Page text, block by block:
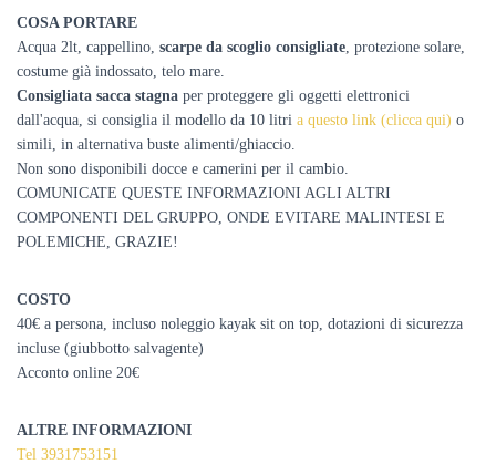
COSA PORTARE
Acqua 2lt, cappellino, scarpe da scoglio consigliate, protezione solare,
costume già indossato, telo mare.
Consigliata sacca stagna per proteggere gli oggetti elettronici
dall'acqua, si consiglia il modello da 10 litri a questo link (clicca qui) o
simili, in alternativa buste alimenti/ghiaccio.
Non sono disponibili docce e camerini per il cambio.
COMUNICATE QUESTE INFORMAZIONI AGLI ALTRI
COMPONENTI DEL GRUPPO, ONDE EVITARE MALINTESI E
POLEMICHE, GRAZIE!
COSTO
40€ a persona, incluso noleggio kayak sit on top, dotazioni di sicurezza
incluse (giubbotto salvagente)
Acconto online 20€
ALTRE INFORMAZIONI
Tel 3931753151